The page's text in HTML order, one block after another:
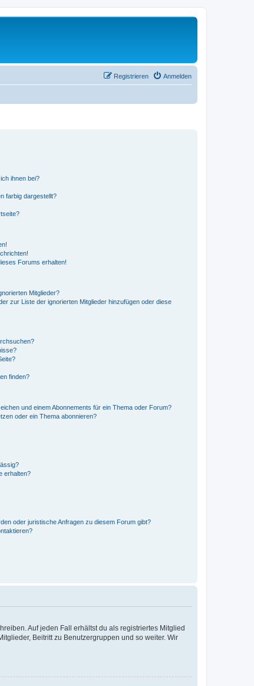
Anmelden
Registrieren
ihnen bei?
farbig dargestellt?
Forums erhalten!
Mitglieder?
zur Liste der ignorierten Mitglieder hinzufügen oder diese
finden?
und einem Abonnements für ein Thema oder Forum?
oder ein Thema abonnieren?
erhalten?
oder juristische Anfragen zu diesem Forum gibt?
Auf jeden Fall erhältst du als registriertes Mitglied
Beitritt zu Benutzergruppen und so weiter. Wir